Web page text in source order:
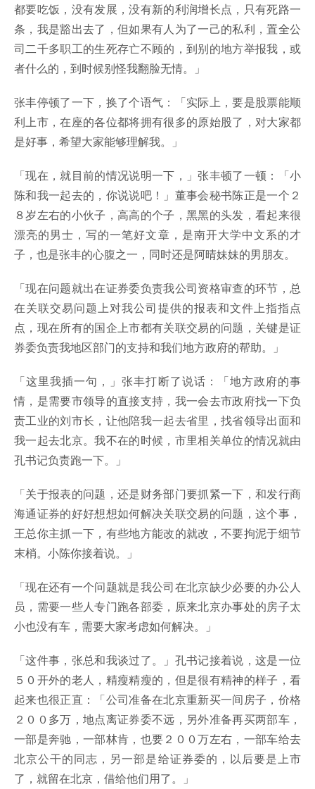
都要吃饭，没有发展，没有新的利润增长点，只有死路一
条，我是豁出去了，但如果有人为了一己的私利，置全公
司二千多职工的生死存亡不顾的，到别的地方举报我，或
者什么的，到时候别怪我翻脸无情。」
张丰停顿了一下，换了个语气：「实际上，要是股票能顺
利上市，在座的各位都将拥有很多的原始股了，对大家都
是好事，希望大家能够理解我。」
「现在，就目前的情况说明一下，」张丰顿了一顿：「小
陈和我一起去的，你说说吧！」董事会秘书陈正是一个２
８岁左右的小伙子，高高的个子，黑黑的头发，看起来很
漂亮的男士，写的一笔好文章，是南开大学中文系的才
子，也是张丰的心腹之一，同时还是阿晴妹妹的男朋友。
「现在问题就出在证券委负责我公司资格审查的环节，总
在关联交易问题上对我公司提供的报表和文件上指指点
点，现在所有的国企上市都有关联交易的问题，关键是证
券委负责我地区部门的支持和我们地方政府的帮助。」
「这里我插一句，」张丰打断了说话：「地方政府的事
情，是需要市领导的直接支持，我一会去市政府找一下负
责工业的刘市长，让他陪我一起去省里，找省领导出面和
我一起去北京。我不在的时候，市里相关单位的情况就由
孔书记负责跑一下。」
「关于报表的问题，还是财务部门要抓紧一下，和发行商
海通证券的好好想想如何解决关联交易的问题，这个事，
王总你主抓一下，有些地方能改的就改，不要拘泥于细节
末梢。小陈你接着说。」
「现在还有一个问题就是我公司在北京缺少必要的办公人
员，需要一些人专门跑各部委，原来北京办事处的房子太
小也没有车，需要大家考虑如何解决。」
「这件事，张总和我谈过了。」孔书记接着说，这是一位
５０开外的老人，精瘦精瘦的，但是很有精神的样子，看
起来也很正直：「公司准备在北京重新买一间房子，价格
２００多万，地点离证券委不远，另外准备再买两部车，
一部是奔驰，一部林肯，也要２００万左右，一部车给去
北京公干的同志，另一部是给证券委的，以后要是上市
了，就留在北京，借给他们用了。」